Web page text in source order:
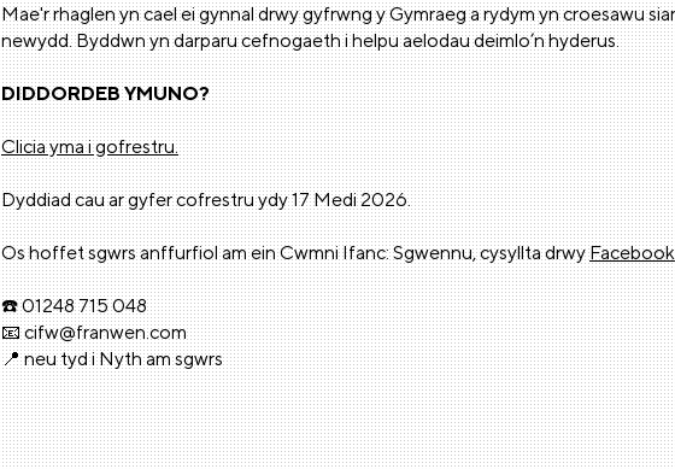
Mae'r rhaglen yn cael ei gynnal drwy gyfrwng y Gymraeg a rydym yn croesawu
newydd. Byddwn yn darparu cefnogaeth i helpu aelodau deimlo’n hyderus.
DIDDORDEB YMUNO?
Clicia yma i gofrestru.
Dyddiad cau ar gyfer cofrestru ydy 17 Medi 2026.
Os hoffet sgwrs anffurfiol am ein Cwmni Ifanc: Sgwennu, cysyllta drwyFacebook
☎️ 01248 715 048
📧 cifw@franwen.com
📍 neu tyd i Nyth am sgwrs